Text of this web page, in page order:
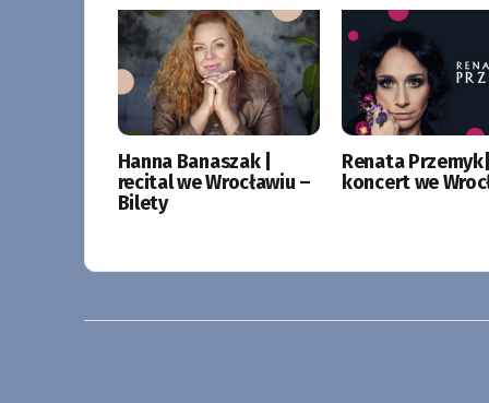
Hanna Banaszak |
recital we Wrocławiu –
Bilety
Renata Przemyk|
koncert we